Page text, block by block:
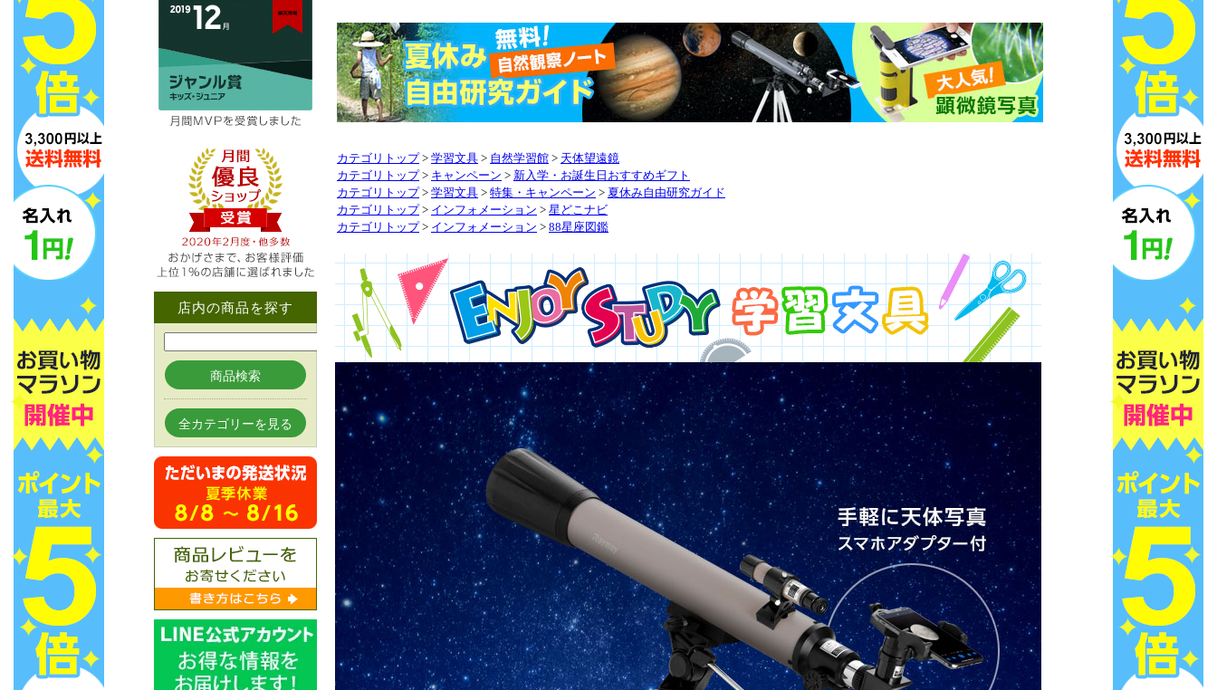
カテゴリトップ > 学習文具 > 自然学習館 > 天体望遠鏡
カテゴリトップ > キャンペーン > 新入学・お誕生日おすすめギフト
カテゴリトップ > 学習文具 > 特集・キャンペーン > 夏休み自由研究ガイド
カテゴリトップ > インフォメーション > 星どこナビ
カテゴリトップ > インフォメーション > 88星座図鑑